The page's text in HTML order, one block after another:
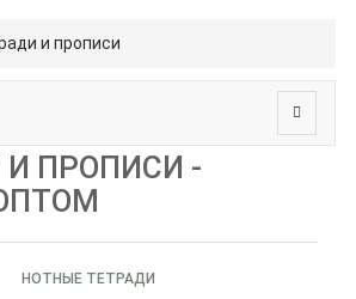
и прописи
ПРОПИСИ -
НОТНЫЕ ТЕТРАДИ